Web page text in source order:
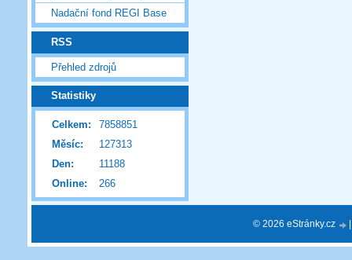
Nadační fond REGI Base
RSS
Přehled zdrojů
Statistiky
Online: 266
Celkem:
7858851
Měsíc:
127313
Den:
11188
© 2026 eStránky.cz